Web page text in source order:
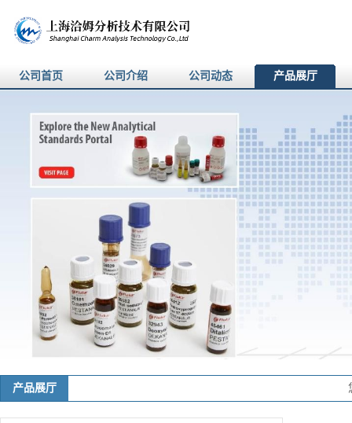
公司首页 公司介绍 公司动态 产品展厅
产品展厅